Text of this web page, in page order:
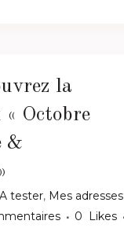
la
Octobre
&
A tester, Mes adresses
0
Likes